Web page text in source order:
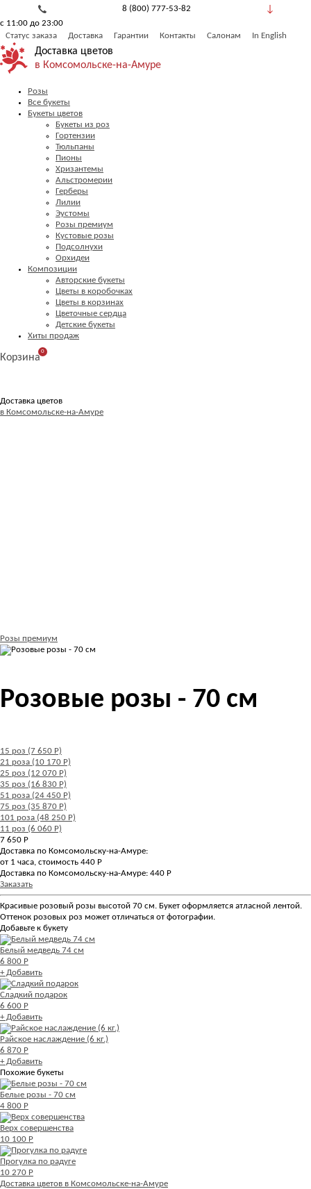
8 (800) 777-53-82
с 11:00 до 23:00
Статус заказа
Доставка Гарантии Контакты Салонам In English
Доставка цветов
в Комсомольске-на-Амуре
Розы
Все букеты
Букеты цветов
Букеты из роз
Гортензии
Тюльпаны
Пионы
Хризантемы
Альстромерии
Герберы
Лилии
Эустомы
Розы премиум
Кустовые розы
Подсолнухи
Орхидеи
Композиции
Авторские букеты
Цветы в коробочках
Цветы в корзинах
Цветочные сердца
Детские букеты
Хиты продаж
Корзина
0
Доставка цветов
в Комсомольске-на-Амуре
Розы премиум
Розовые розы - 70 см
15 роз (7 650 Р)
21 роза (10 170 Р)
25 роз (12 070 Р)
35 роз (16 830 Р)
51 роза (24 450 Р)
75 роз (35 870 Р)
101 роза (48 250 Р)
11 роз (6 060 Р)
7 650 Р
Доставка по Комсомольску-на-Амуре:
от 1 часа, стоимость 440 Р
Доставка по Комсомольску-на-Амуре: 440 Р
Заказать
Красивые розовый розы высотой 70 см. Букет оформляется атласной лентой.
Оттенок розовых роз может отличаться от фотографии.
Добавьте к букету
Белый медведь 74 см
6 800 Р
+ Добавить
Сладкий подарок
6 600 Р
+ Добавить
Райское наслаждение (6 кг.)
6 870 Р
+ Добавить
Похожие букеты
Белые розы - 70 см
4 800 Р
Верх совершенства
10 100 Р
Прогулка по радуге
10 270 Р
Доставка цветов в Комсомольске-на-Амуре